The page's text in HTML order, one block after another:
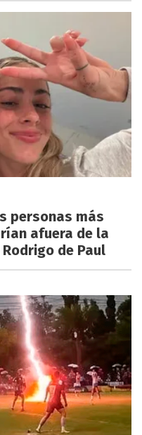
personas más
afuera de la
de Paul